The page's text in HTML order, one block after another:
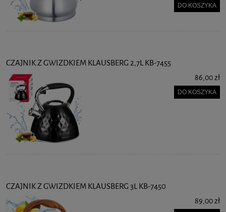
DO KOSZYKA
CZAJNIK Z GWIZDKIEM KLAUSBERG 2,7L KB-7455
86,00 zł
DO KOSZYKA
CZAJNIK Z GWIZDKIEM KLAUSBERG 3L KB-7450
89,00 zł